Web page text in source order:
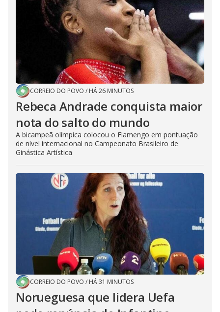
CORREIO DO POVO / HÁ 26 MINUTOS
Rebeca Andrade conquista maior
nota do salto do mundo
A bicampeã olímpica colocou o Flamengo em pontuação
de nível internacional no Campeonato Brasileiro de
Ginástica Artística
CORREIO DO POVO / HÁ 31 MINUTOS
Norueguesa que lidera Uefa